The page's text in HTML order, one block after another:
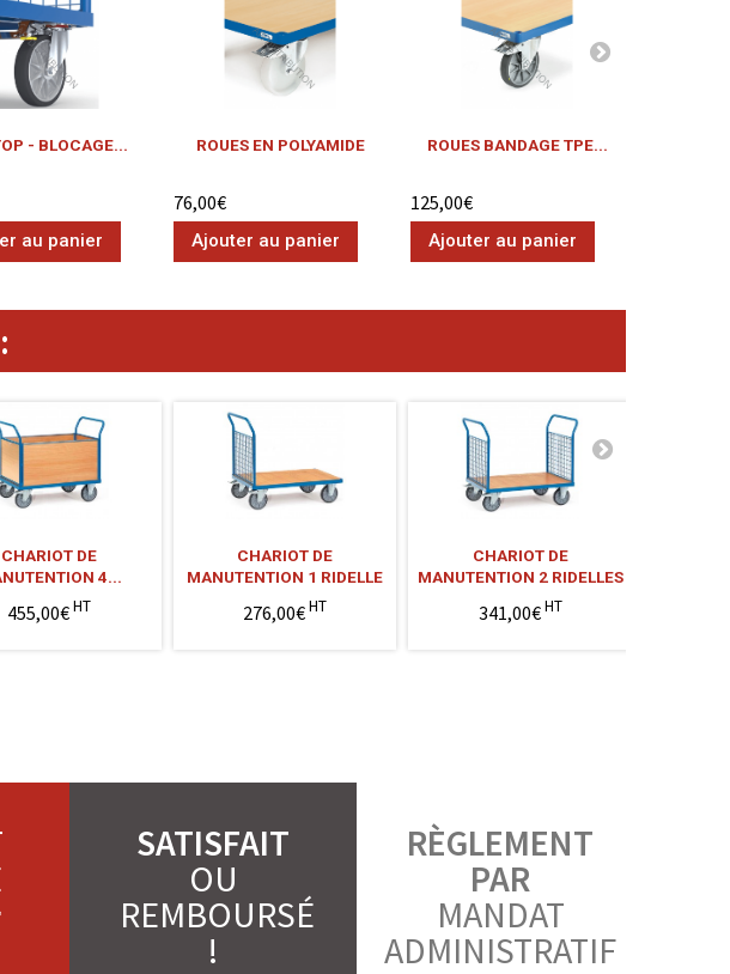
- BLOCAGE...
au panier
ROUES EN POLYAMIDE
76,00€
Ajouter au panier
ROUES BANDAGE TPE...
125,00€
Ajouter au panier
CHARIOT DE
4...
455,00€HT
CHARIOT DE
MANUTENTION 1 RIDELLE
276,00€HT
CHARIOT DE
MANUTENTION 2 RIDELLES
341,00€HT
SATISFAIT
OU
REMBOURSÉ
!
RÈGLEMENT
PAR
MANDAT
ADMINISTRATIF